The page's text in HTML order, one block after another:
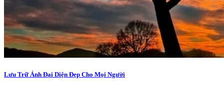
Lưu Trữ Ảnh Đại Diện Đẹp Cho Mọi Người